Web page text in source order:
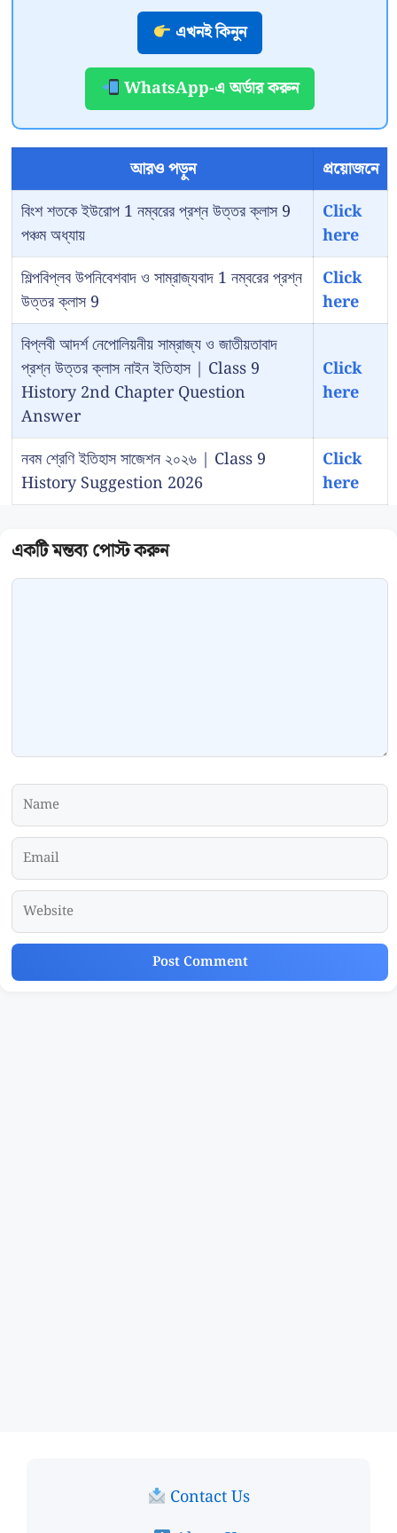
এখনই কিনুন
WhatsApp-এ অর্ডার করুন
আরও পড়ুন
প্রয়োজনে
বিংশ শতকে ইউরোপ 1 নম্বরের প্রশ্ন উত্তর ক্লাস 9
পঞ্চম অধ্যায়
Click
here
শিল্পবিপ্লব উপনিবেশবাদ ও সাম্রাজ্যবাদ 1 নম্বরের প্রশ্ন
উত্তর ক্লাস 9
Click
here
বিপ্লবী আদর্শ নেপোলিয়নীয় সাম্রাজ্য ও জাতীয়তাবাদ
প্রশ্ন উত্তর ক্লাস নাইন ইতিহাস | Class 9
History 2nd Chapter Question
Answer
Click
here
নবম শ্রেণি ইতিহাস সাজেশন ২০২৬ | Class 9
History Suggestion 2026
Click
here
Comment
Name
Email
Website
Contact Us